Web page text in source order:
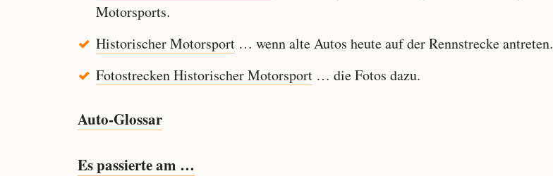
Motorsports.
Historischer Motorsport… wenn alte Autos heute auf der Rennstrecke antreten.
Fotostrecken Historischer Motorsport… die Fotos dazu.
Auto-Glossar
Es passierte am …